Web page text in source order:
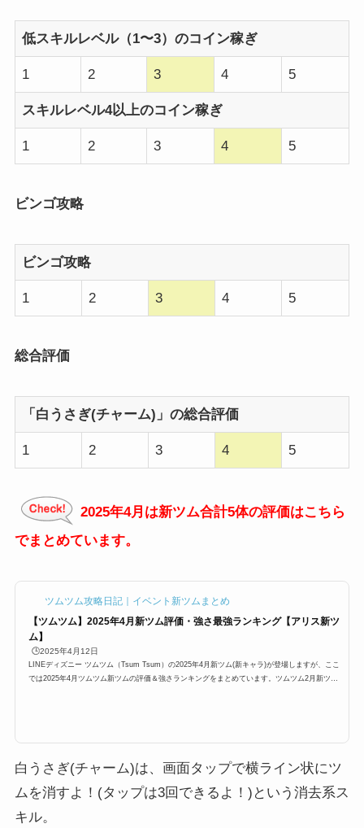
低スキルレベル（1〜3）のコイン稼ぎ
1 2 3 4 5
スキルレベル4以上のコイン稼ぎ
1 2 3 4 5
ビンゴ攻略
ビンゴ攻略
1 2 3 4 5
総合評価
「白うさぎ(チャーム)」の総合評価
1 2 3 4 5
2025年4月は新ツム合計5体の評価はこちら
でまとめています。
ツムツム攻略日記｜イベント新ツムまとめ
【ツムツム】2025年4月新ツム評価・強さ最強ランキング【アリス新ツ
ム】
🕒️2025年4月12日
LINEディズニー ツムツム（Tsum Tsum）の2025年4月新ツム(新キャラ)が登場しますが、ここ
では2025年4月ツムツム新ツムの評価＆強さランキングをまとめています。ツムツム2月新ツム
白うさぎ(チャーム)は、画面タップで横ライン状にツ
ムを消すよ！(タップは3回できるよ！)という消去系ス
キル。